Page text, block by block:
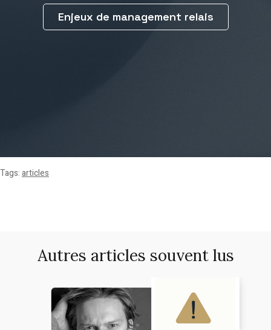
Enjeux de management relais
Tags:articles
Autres articles souvent lus